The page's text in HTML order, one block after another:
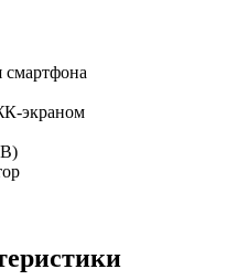
смартфона
экраном